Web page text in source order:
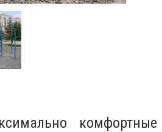
комфортные